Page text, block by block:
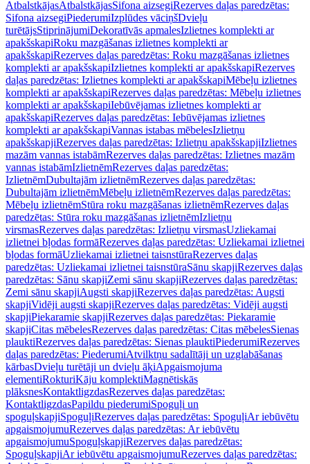
AtbalstkājasAtbalstkājasSifona aizsegiRezerves daļas paredzētas:
Sifona aizsegiPiederumiIzplūdes vāciņšDvieļu
turētājsStiprinājumiDekoratīvās apmalesIzlietnes komplekti ar
apakšskapiRoku mazgāšanas izlietnes komplekti ar
apakšskapiRezerves daļas paredzētas: Roku mazgāšanas izlietnes
komplekti ar apakšskapiIzlietnes komplekti ar apakšskapiRezerves
daļas paredzētas: Izlietnes komplekti ar apakšskapiMēbeļu izlietnes
komplekti ar apakšskapiRezerves daļas paredzētas: Mēbeļu izlietnes
komplekti ar apakšskapiIebūvējamas izlietnes komplekti ar
apakšskapiRezerves daļas paredzētas: Iebūvējamas izlietnes
komplekti ar apakšskapiVannas istabas mēbelesIzlietņu
apakšskapjiRezerves daļas paredzētas: Izlietņu apakšskapjiIzlietnes
mazām vannas istabāmRezerves daļas paredzētas: Izlietnes mazām
vannas istabāmIzlietnēmRezerves daļas paredzētas:
IzlietnēmDubultajām izlietnēmRezerves daļas paredzētas:
Dubultajām izlietnēmMēbeļu izlietnēmRezerves daļas paredzētas:
Mēbeļu izlietnēmStūra roku mazgāšanas izlietnēmRezerves daļas
paredzētas: Stūra roku mazgāšanas izlietnēmIzlietņu
virsmasRezerves daļas paredzētas: Izlietņu virsmasUzliekamai
izlietnei bļodas formāRezerves daļas paredzētas: Uzliekamai izlietnei
bļodas formāUzliekamai izlietnei taisnstūraRezerves daļas
paredzētas: Uzliekamai izlietnei taisnstūraSānu skapjiRezerves daļas
paredzētas: Sānu skapjiZemi sānu skapjiRezerves daļas paredzētas:
Zemi sānu skapjiAugsti skapjiRezerves daļas paredzētas: Augsti
skapjiVidēji augsti skapjiRezerves daļas paredzētas: Vidēji augsti
skapjiPiekaramie skapjiRezerves daļas paredzētas: Piekaramie
skapjiCitas mēbelesRezerves daļas paredzētas: Citas mēbelesSienas
plauktiRezerves daļas paredzētas: Sienas plauktiPiederumiRezerves
daļas paredzētas: PiederumiAtvilktņu sadalītāji un uzglabāšanas
kārbasDvieļu turētāji un dvieļu āķiApgaismojuma
elementiRokturiKāju komplektiMagnētiskās
plāksnesKontaktligzdasRezerves daļas paredzētas:
KontaktligzdasPapildu piederumiSpoguļi un
spoguļskapjiSpoguļiRezerves daļas paredzētas: SpoguļiAr iebūvētu
apgaismojumuRezerves daļas paredzētas: Ar iebūvētu
apgaismojumuSpoguļskapjiRezerves daļas paredzētas:
SpoguļskapjiAr iebūvētu apgaismojumuRezerves daļas paredzētas: